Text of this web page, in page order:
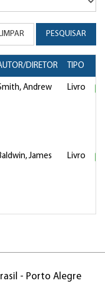
PESQUISAR
DIRETOR TIPO
Andrew Livro
James Livro
- Porto Alegre